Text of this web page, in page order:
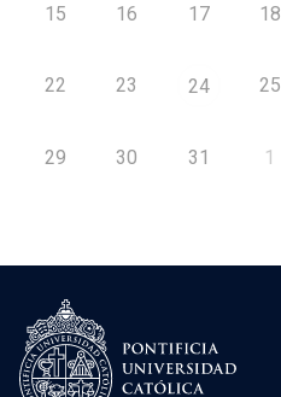
15 16 17 18
22 23 24 25
29 30 31 1